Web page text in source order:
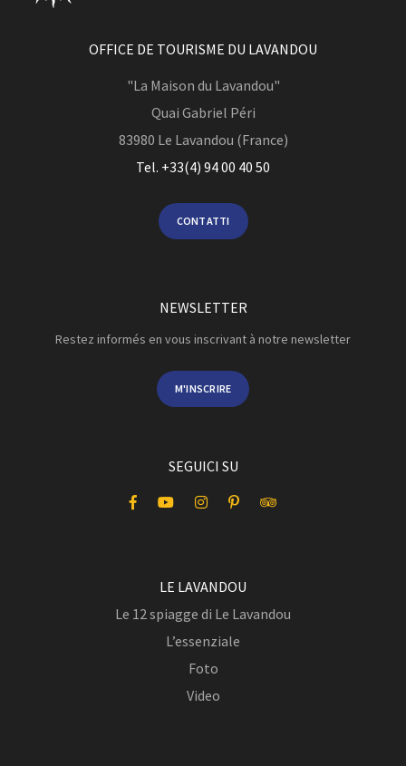
OFFICE DE TOURISME DU LAVANDOU
"La Maison du Lavandou"
Quai Gabriel Péri
83980 Le Lavandou (France)
Tel. +33(4) 94 00 40 50
CONTATTI
NEWSLETTER
Restez informés en vous inscrivant à notre newsletter
M'INSCRIRE
SEGUICI SU
LE LAVANDOU
Le 12 spiagge di Le Lavandou
L’essenziale
Foto
Video